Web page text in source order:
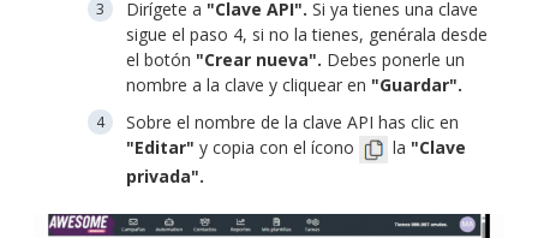
Dirígete a "Clave API". Si ya tienes una clave
sigue el paso 4, si no la tienes, genérala desde
el botón "Crear nueva". Debes ponerle un
nombre a la clave y cliquear en "Guardar".
Sobre el nombre de la clave API has clic en
"Editar" y copia con el ícono la "Clave
privada".